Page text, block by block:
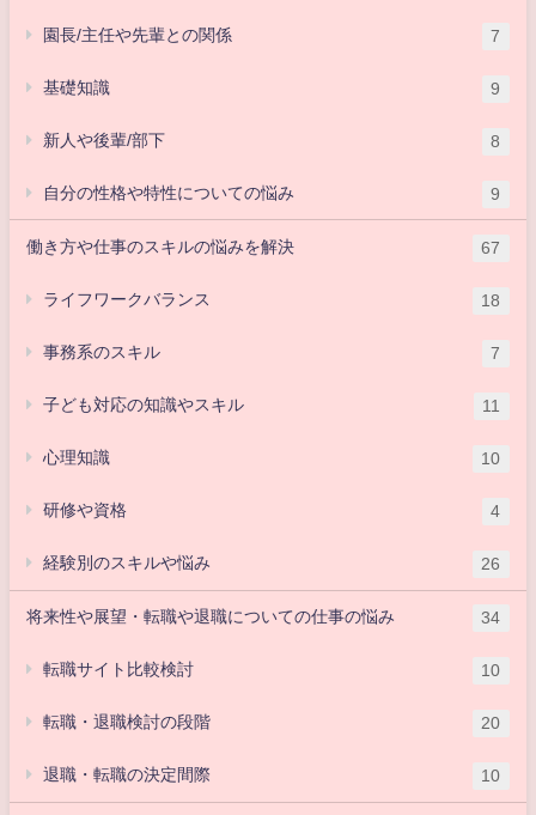
園長/主任や先輩との関係 7
基礎知識 9
新人や後輩/部下 8
自分の性格や特性についての悩み 9
働き方や仕事のスキルの悩みを解決 67
ライフワークバランス 18
事務系のスキル 7
子ども対応の知識やスキル 11
心理知識 10
研修や資格 4
経験別のスキルや悩み 26
将来性や展望・転職や退職についての仕事の悩み 34
転職サイト比較検討 10
転職・退職検討の段階 20
退職・転職の決定間際 10